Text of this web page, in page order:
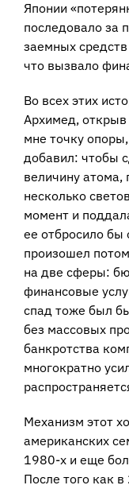
Японии
последовало за
заемных
что вызвало
Во всех этих
Архимед, открыв
мне точку
добавил: чтобы
величину атома,
несколько
момент и
ее отбросило
произошел
на две сферы:
финансовые
спад тоже был
без массовых
банкротства
многократно
Механизм этот
американских
1980-х и еще
После того как